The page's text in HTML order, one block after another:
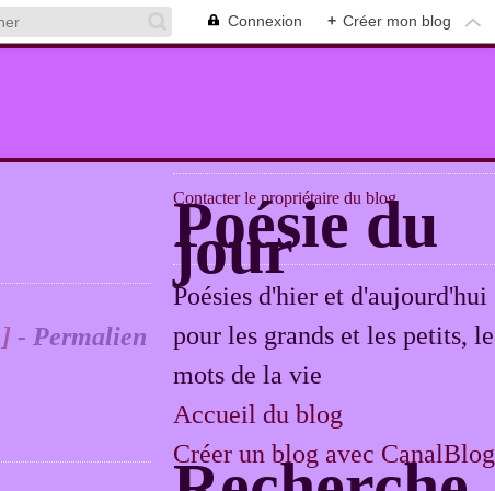
Connexion + Créer mon blog
] - Permalien
Contacter le propriétaire du blog
Poésie du
jour
Poésies d'hier et d'aujourd'hui
pour les grands et les petits,
mots de la vie
Accueil du blog
Créer un blog avec CanalBlog